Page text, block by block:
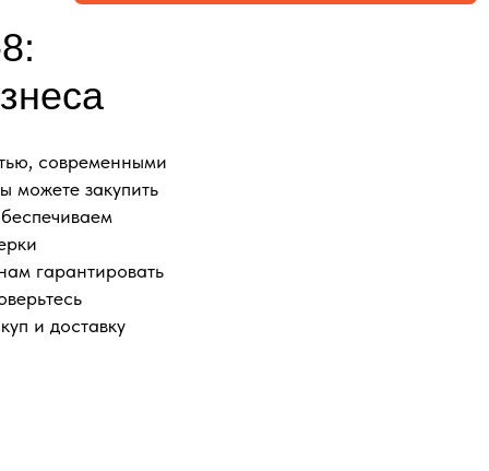
современными
можете закупить
гарантировать
и доставку